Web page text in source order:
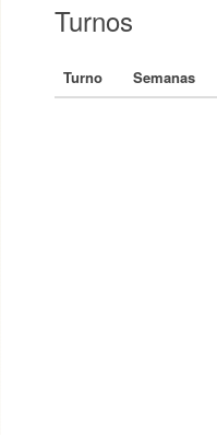
Turnos
Turno Semanas